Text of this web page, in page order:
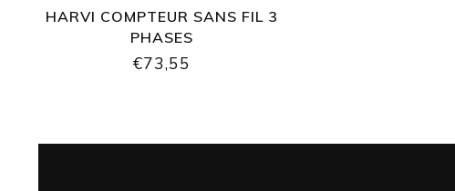
HARVI COMPTEUR SANS FIL 3
PHASES
€73,55